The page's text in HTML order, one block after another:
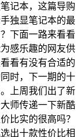
记本，这篇导购
独显笔记本的最
下面一路来看看
感乐趣的网友供
看有没有合适的
时，下一期的十
上周我们出了新
师传递一下新酷
比实的很高吗？
出十款性价比相